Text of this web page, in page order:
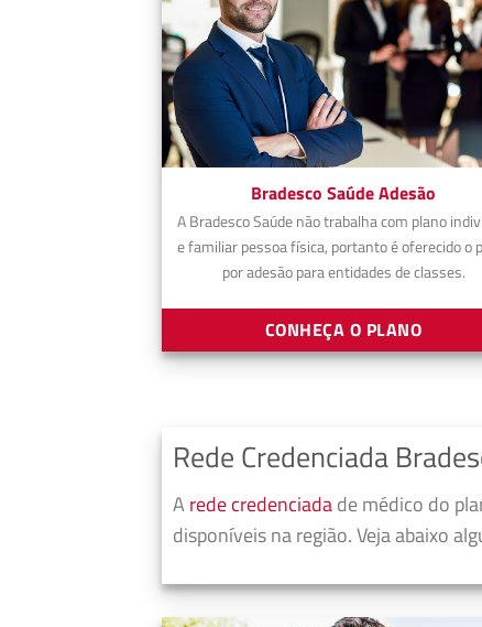
Bradesco Saúde Adesão
A Bradesco Saúde não trabalha com plano
e familiar pessoa física, portanto é oferecido o
por adesão para entidades de classes.
CONHEÇA O PLANO
Rede Credenciada
A rede credenciadade médico do
disponíveis na região. Veja abaixo